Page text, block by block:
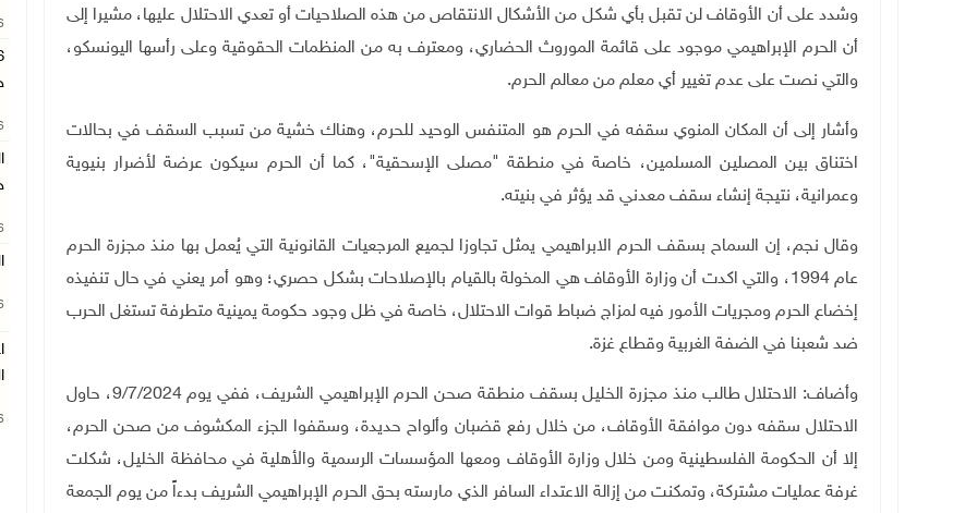
وشدد على أن الأوقاف لن تقبل بأي شكل من الأشكال الانتقاص من هذه الصلاحيات أو تعدي الاحتلال عليها، مشيرا إلى
أن الحرم الإبراهيمي موجود على قائمة الموروث الحضاري، ومعترف به من المنظمات الحقوقية وعلى رأسها اليونسكو،
والتي نصت على عدم تغيير أي معلم من معالم الحرم.
وأشار إلى أن المكان المنوي سقفه في الحرم هو المتنفس الوحيد للحرم، وهناك خشية من تسبب السقف في بحالات
اختناق بين المصلين المسلمين، خاصة في منطقة "مصلى الإسحقية"، كما أن الحرم سيكون عرضة لأضرار بنيوية
وعمرانية، نتيجة إنشاء سقف معدني قد يؤثر في بنيته.
وقال نجم، إن السماح بسقف الحرم الابراهيمي يمثل تجاوزا لجميع المرجعيات القانونية التي يُعمل بها منذ مجزرة الحرم
عام 1994، والتي اكدت أن وزارة الأوقاف هي المخولة بالقيام بالإصلاحات بشكل حصري؛ وهو أمر يعني في حال تنفيذه
إخضاع الحرم ومجريات الأمور فيه لمزاج ضباط قوات الاحتلال، خاصة في ظل وجود حكومة يمينية متطرفة تستغل الحرب
ضد شعبنا في الضفة الغربية وقطاع غزة.
وأضاف: الاحتلال طالب منذ مجزرة الخليل بسقف منطقة صحن الحرم الإبراهيمي الشريف، ففي يوم 9/7/2024، حاول
الاحتلال سقفه دون موافقة الأوقاف، من خلال رفع قضبان وألواح حديدة، وسقفوا الجزء المكشوف من صحن الحرم،
إلا أن الحكومة الفلسطينية ومن خلال وزارة الأوقاف ومعها المؤسسات الرسمية والأهلية في محافظة الخليل، شكلت
غرفة عمليات مشتركة، وتمكنت من إزالة الاعتداء السافر الذي مارسته بحق الحرم الإبراهيمي الشريف بدءاً من يوم الجمعة